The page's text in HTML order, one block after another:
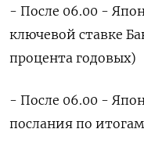
- После 06.00 -
ключевой ставке
процента годовых)
- После 06.00 -
послания по